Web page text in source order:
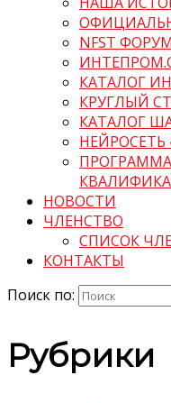
NFST ФОРУМ
КАТАЛОГ
КРУГЛЫЙ
КАТАЛОГ
НЕЙРОСЕТЬ
НОВОСТИ
ЧЛЕНСТВО
СПИСОК
КОНТАКТЫ
Поиск по:
Рубрики